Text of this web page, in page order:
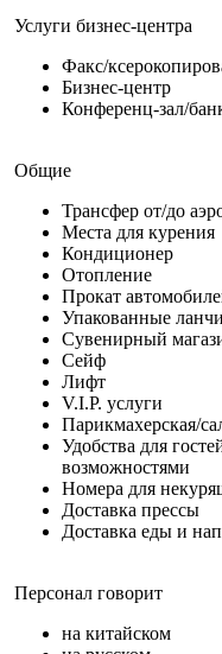
Услуги бизнес-центра
Факс/
Бизнес-центр
Конференц-зал/
Общие
Трансфер от/до
Места для курения
Кондиционер
Отопление
Прокат
Упакованные ланчи
Сувенирный
Сейф
Лифт
V.I.P. услуги
Парикмахерская/
Удобства для
возможностями
Номера для
Доставка прессы
Доставка еды и
Персонал говорит
на китайском